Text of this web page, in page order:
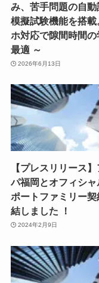
み、苦手問題の自動
模擬試験機能を搭載
ホ対応で隙間時間の
最適 ～
2026年6月13日
【プレスリリース
パ福岡とオフィシャ
ポートファミリー契
結しました ！
2024年2月9日